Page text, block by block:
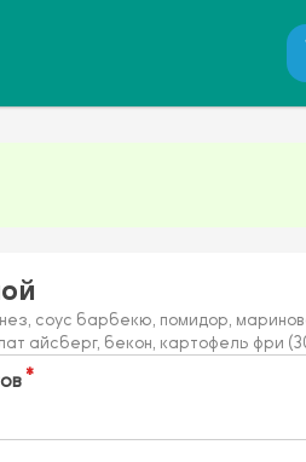
соус барбекю, помидор,
айсберг, бекон, картофель фри